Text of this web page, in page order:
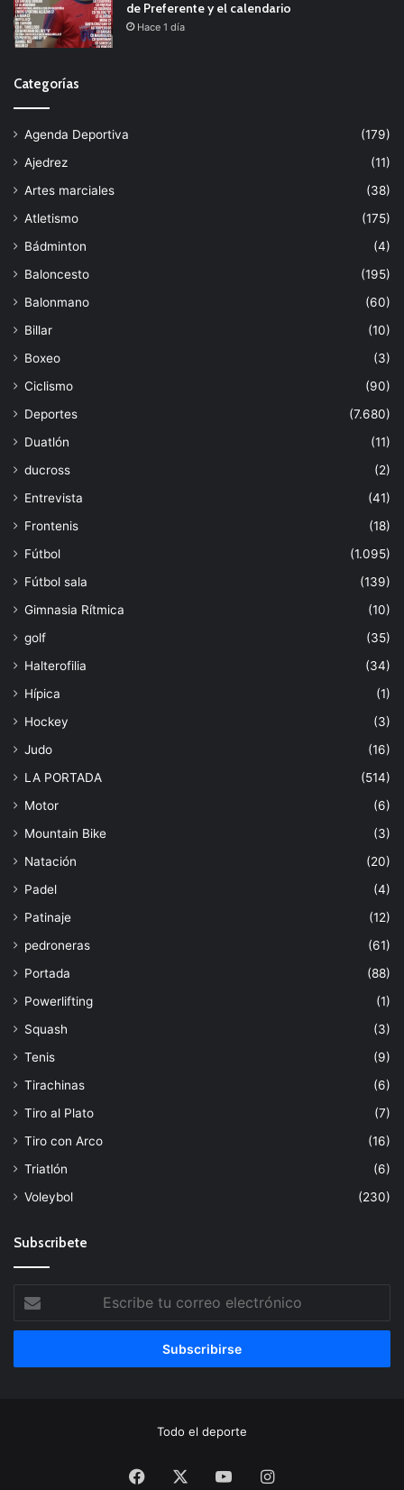
de Preferente y el calendario
Hace 1 día
Categorías
Agenda Deportiva
(179)
Ajedrez
(11)
Artes marciales
(38)
Atletismo
(175)
Bádminton
(4)
Baloncesto
(195)
Balonmano
(60)
Billar
(10)
Boxeo
(3)
Ciclismo
(90)
Deportes
(7.680)
Duatlón
(11)
ducross
(2)
Entrevista
(41)
Frontenis
(18)
Fútbol
(1.095)
Fútbol sala
(139)
Gimnasia Rítmica
(10)
golf
(35)
Halterofilia
(34)
Hípica
(1)
Hockey
(3)
Judo
(16)
LA PORTADA
(514)
Motor
(6)
Mountain Bike
(3)
Natación
(20)
Padel
(4)
Patinaje
(12)
pedroneras
(61)
Portada
(88)
Powerlifting
(1)
Squash
(3)
Tenis
(9)
Tirachinas
(6)
Tiro al Plato
(7)
Tiro con Arco
(16)
Triatlón
(6)
Voleybol
(230)
Subscribete
tu
correo
Todo el deporte
Facebook YouTubeInstagram